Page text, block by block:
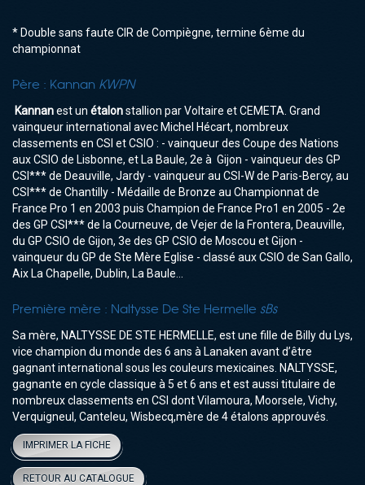
* Double sans faute CIR de Compiègne, termine 6ème du
championnat
Père : Kannan KWPN
Kannanest un étalonstallion par Voltaire et CEMETA. Grand
vainqueur international avec Michel Hécart, nombreux
classements en CSI et CSIO : - vainqueur des Coupe des Nations
aux CSIO de Lisbonne, et La Baule, 2e à Gijon - vainqueur des GP
CSI*** de Deauville, Jardy - vainqueur au CSI-W de Paris-Bercy, au
CSI*** de Chantilly - Médaille de Bronze au Championnat de
France Pro 1 en 2003 puis Champion de France Pro1 en 2005 - 2e
des GP CSI*** de la Courneuve, de Vejer de la Frontera, Deauville,
du GP CSIO de Gijon, 3e des GP CSIO de Moscou et Gijon -
vainqueur du GP de Ste Mère Eglise - classé aux CSIO de San Gallo,
Aix La Chapelle, Dublin, La Baule...
Première mère : Naltysse De Ste Hermelle sBs
Sa mère, NALTYSSE DE STE HERMELLE, est une fille de Billy du Lys,
vice champion du monde des 6 ans à Lanaken avant d’être
gagnant international sous les couleurs mexicaines. NALTYSSE,
gagnante en cycle classique à 5 et 6 ans et est aussi titulaire de
nombreux classements en CSI dont Vilamoura, Moorsele, Vichy,
Verquigneul, Canteleu, Wisbecq,mère de 4 étalons approuvés.
IMPRIMER LA FICHE
RETOUR AU CATALOGUE